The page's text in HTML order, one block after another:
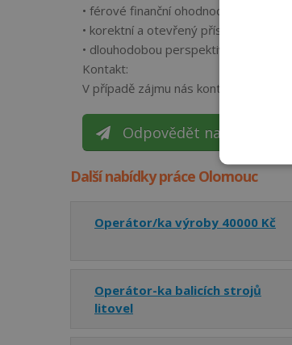
• férové finanční ohodnocení
• korektní a otevřený přístup vedení
• dlouhodobou perspektivu v oblasti
Kontakt:
V případě zájmu nás kontaktujte na
Odpovědět na inzerát
Další nabídky práce Olomouc
Operátor/ka výroby 40000 Kč
Operátor-ka balicích strojů
litovel